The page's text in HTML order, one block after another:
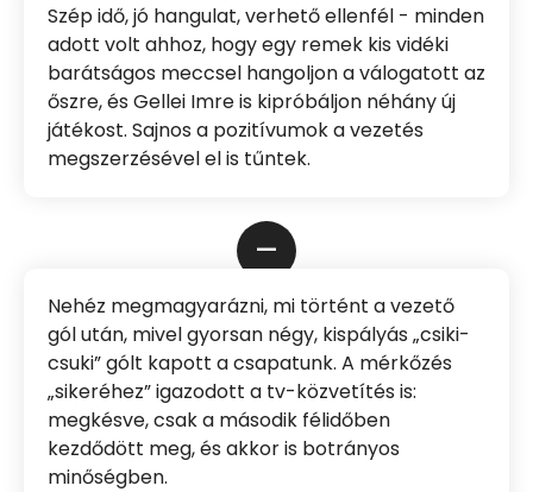
Szép idő, jó hangulat, verhető ellenfél - minden
adott volt ahhoz, hogy egy remek kis vidéki
barátságos meccsel hangoljon a válogatott az
őszre, és Gellei Imre is kipróbáljon néhány új
játékost. Sajnos a pozitívumok a vezetés
megszerzésével el is tűntek.
–
Nehéz megmagyarázni, mi történt a vezető
gól után, mivel gyorsan négy, kispályás „csiki-
csuki” gólt kapott a csapatunk. A mérkőzés
„sikeréhez” igazodott a tv-közvetítés is:
megkésve, csak a második félidőben
kezdődött meg, és akkor is botrányos
minőségben.